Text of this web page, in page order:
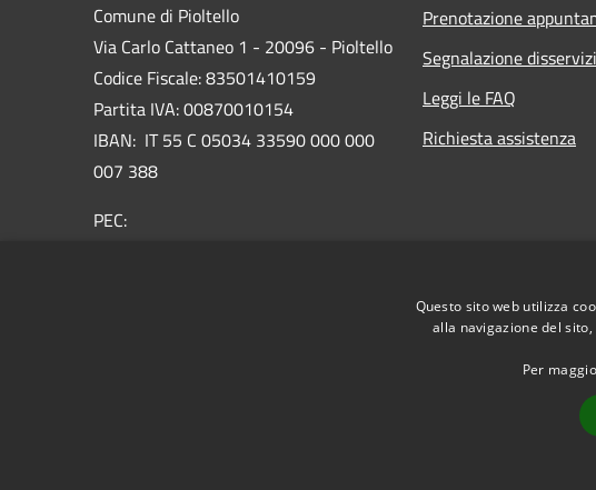
Comune di Pioltello
Via Carlo Cattaneo 1 - 20096 - Pioltello
Codice Fiscale: 83501410159
Partita IVA: 00870010154
IBAN: IT 55 C 05034 33590 000 000
007 388
PEC:
Prenotazione
Segnalazione
Leggi le FAQ
Richiesta assistenza
Questo sito web utilizza
alla navigazione del
Per